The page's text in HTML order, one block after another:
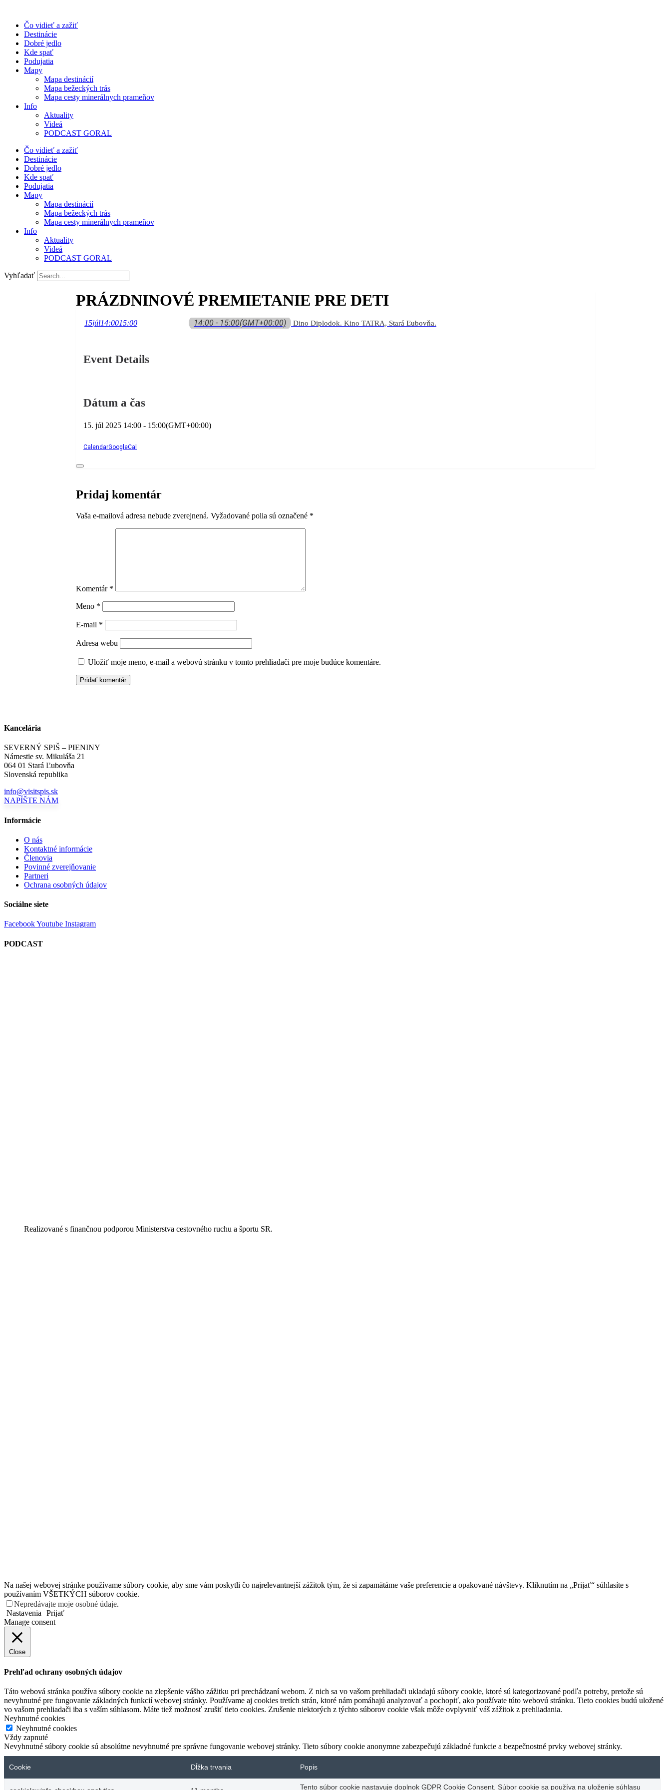
obsah
Čo vidieť a zažiť
Destinácie
Dobré jedlo
Kde spať
Podujatia
Mapy
Mapa destinácií
Mapa bežeckých trás
Mapa cesty minerálnych prameňov
Info
Aktuality
Videá
PODCAST GORAL
Čo vidieť a zažiť
Destinácie
Dobré jedlo
Kde spať
Podujatia
Mapy
Mapa destinácií
Mapa bežeckých trás
Mapa cesty minerálnych prameňov
Info
Aktuality
Videá
PODCAST GORAL
Vyhľadať
PRÁZDNINOVÉ PREMIETANIE PRE DETI
15júl14:0015:00 14:00 - 15:00(GMT+00:00) Dino Diplodok. Kino TATRA, Stará Ľubovňa.
Event Details
Dátum a čas
15. júl 2025 14:00 - 15:00(GMT+00:00)
CalendarGoogleCal
Pridaj komentár
Vaša e-mailová adresa nebude zverejnená. Vyžadované polia sú označené *
Komentár *
Meno *
E-mail *
Adresa webu
Uložiť moje meno, e-mail a webovú stránku v tomto prehliadači pre moje budúce komentáre.
Kancelária
SEVERNÝ SPIŠ – PIENINY
Námestie sv. Mikuláša 21
064 01 Stará Ľubovňa
Slovenská republika
info@visitspis.sk
NAPÍŠTE NÁM
Informácie
O nás
Kontaktné informácie
Členovia
Povinné zverejňovanie
Partneri
Ochrana osobných údajov
Sociálne siete
FacebookYoutube Instagram
PODCAST
Realizované s finančnou podporou Ministerstva cestovného ruchu a športu SR.
Na našej webovej stránke používame súbory cookie, aby sme vám poskytli čo najrelevantnejší zážitok tým, že si zapamätáme vaše preferencie a opakované návštevy. Kliknutím na „Prijať“ súhlasíte s
používaním VŠETKÝCH súborov cookie.
Nepredávajte moje osobné údaje.
Nastavenia
Prijať
Manage consent
Close
Prehľad ochrany osobných údajov
Táto webová stránka používa súbory cookie na zlepšenie vášho zážitku pri prechádzaní webom. Z nich sa vo vašom prehliadači ukladajú súbory cookie, ktoré sú kategorizované podľa potreby, pretože sú
nevyhnutné pre fungovanie základných funkcií webovej stránky. Používame aj cookies tretích strán, ktoré nám pomáhajú analyzovať a pochopiť, ako používate túto webovú stránku. Tieto cookies budú uložené
vo vašom prehliadači iba s vaším súhlasom. Máte tiež možnosť zrušiť tieto cookies. Zrušenie niektorých z týchto súborov cookie však môže ovplyvniť váš zážitok z prehliadania.
Neyhnutné cookies
Neyhnutné cookies
Vždy zapnuté
Nevyhnutné súbory cookie sú absolútne nevyhnutné pre správne fungovanie webovej stránky. Tieto súbory cookie anonymne zabezpečujú základné funkcie a bezpečnostné prvky webovej stránky.
Cookie Dĺžka trvania Popis
Tento súbor cookie nastavuje doplnok GDPR Cookie Consent. Súbor cookie sa používa na uloženie súhlasu